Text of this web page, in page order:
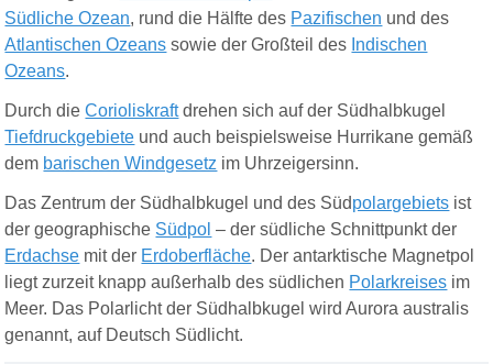
Südliche Ozean, rund die Hälfte des Pazifischen und des
Atlantischen Ozeans sowie der Großteil des Indischen
Ozeans.
Durch dieCorioliskraft drehen sich auf der Südhalbkugel
Tiefdruckgebiete und auch beispielsweise Hurrikane gemäß
dem barischen Windgesetz im Uhrzeigersinn.
Das Zentrum der Südhalbkugel und des Südpolargebiets ist
der geographische Südpol – der südliche Schnittpunkt der
Erdachse mit der Erdoberfläche. Der antarktische Magnetpol
liegt zurzeit knapp außerhalb des südlichen Polarkreises im
Meer. Das Polarlicht der Südhalbkugel wird Aurora australis
genannt, auf Deutsch Südlicht.